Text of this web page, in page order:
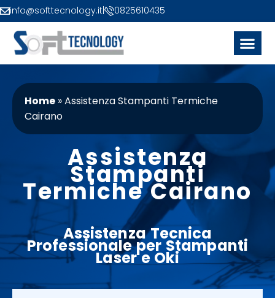
info@softtecnology.it 0825610435
Home »Assistenza Stampanti Termiche
Cairano
Assistenza
Stampanti
Termiche Cairano
AssistenzaTecnica
Professionale per Stampanti
Lasere Oki